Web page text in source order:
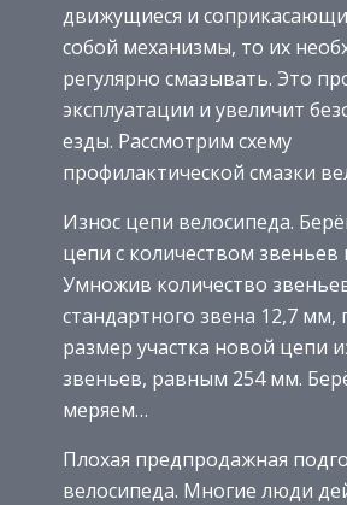
движущиеся и
собой механизмы, то их
регулярно смазывать. Это
эксплуатации и увеличит
езды. Рассмотрим схему
профилактической смазки
Износ цепи велосипеда.
цепи с количеством звеньев
Умножив количество
стандартного звена 12,7 мм,
размер участка новой цепи
звеньев, равным 254 мм.
меряем…
Плохая предпродажная
велосипеда. Многие люди